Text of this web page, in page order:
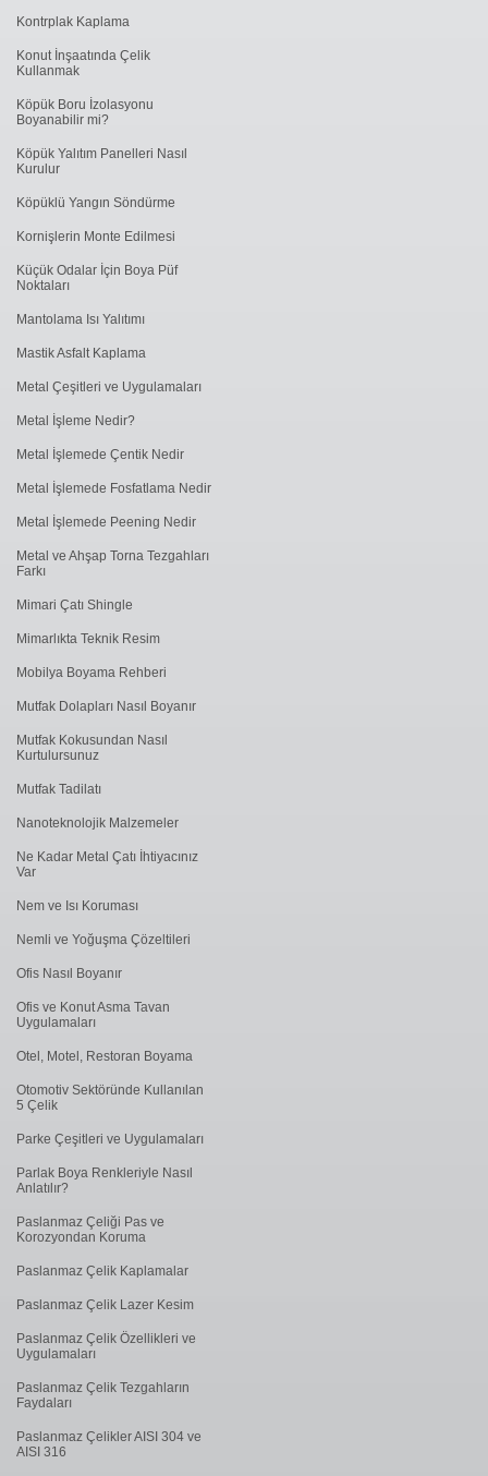
Kontrplak Kaplama
Konut İnşaatında Çelik
Kullanmak
Köpük Boru İzolasyonu
Boyanabilir mi?
Köpük Yalıtım Panelleri Nasıl
Kurulur
Köpüklü Yangın Söndürme
Kornişlerin Monte Edilmesi
Küçük Odalar İçin Boya Püf
Noktaları
Mantolama Isı Yalıtımı
Mastik Asfalt Kaplama
Metal Çeşitleri ve Uygulamaları
Metal İşleme Nedir?
Metal İşlemede Çentik Nedir
Metal İşlemede Fosfatlama Nedir
Metal İşlemede ​Peening Nedir
Metal ve Ahşap Torna Tezgahları
Farkı
Mimari Çatı Shingle
Mimarlıkta Teknik Resim
Mobilya Boyama Rehberi
Mutfak Dolapları Nasıl Boyanır
Mutfak Kokusundan Nasıl
Kurtulursunuz
Mutfak Tadilatı
Nanoteknolojik Malzemeler
Ne Kadar Metal Çatı İhtiyacınız
Var
Nem ve Isı Koruması
Nemli ve Yoğuşma Çözeltileri
Ofis Nasıl Boyanır
Ofis ve Konut Asma Tavan
Uygulamaları
Otel, Motel, Restoran Boyama
Otomotiv Sektöründe Kullanılan
5 Çelik
Parke Çeşitleri ve Uygulamaları
Parlak Boya Renkleriyle Nasıl
Anlatılır?
Paslanmaz Çeliği Pas ve
Korozyondan Koruma
Paslanmaz Çelik Kaplamalar
Paslanmaz Çelik Lazer Kesim
Paslanmaz Çelik Özellikleri ve
Uygulamaları
Paslanmaz Çelik Tezgahların
Faydaları
Paslanmaz Çelikler AISI 304 ve
AISI 316